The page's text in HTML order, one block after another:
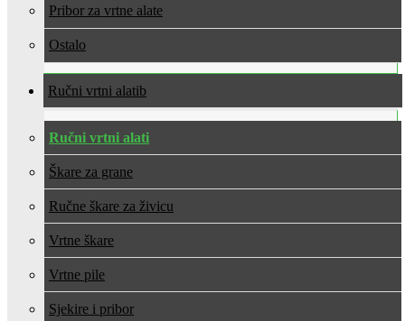
Pribor za vrtne alate
Ostalo
Ručni vrtni alati
Ručni vrtni alati
Škare za grane
Ručne škare za živicu
Vrtne škare
Vrtne pile
Sjekire i pribor